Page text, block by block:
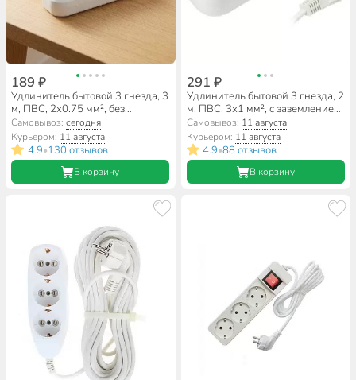
189 ₽
Удлинитель бытовой 3 гнезда, 3
м, ПВС, 2х0.75 мм², без
заземления, 10 А, Jett, РС-3,
155-203
Самовывоз:сегодня
Курьером: 11 августа
4.9•130 отзывов
В корзину
291 ₽
Удлинитель бытовой 3 гнезда, 2
м, ПВС, 3х1 мм², с заземлением,
Smartbuy, SBE-16-3-02-Z
Самовывоз: 11 августа
Курьером: 11 августа
4.9•88 отзывов
В корзину